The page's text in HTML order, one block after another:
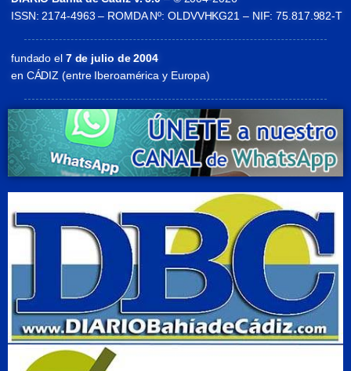
ISSN: 2174-4963 – ROMDA Nº: OLDVVHKG21 – NIF: 75.817.982-T
fundado el7 de julio de 2004
en CÁDIZ (entre Iberoamérica y Europa)